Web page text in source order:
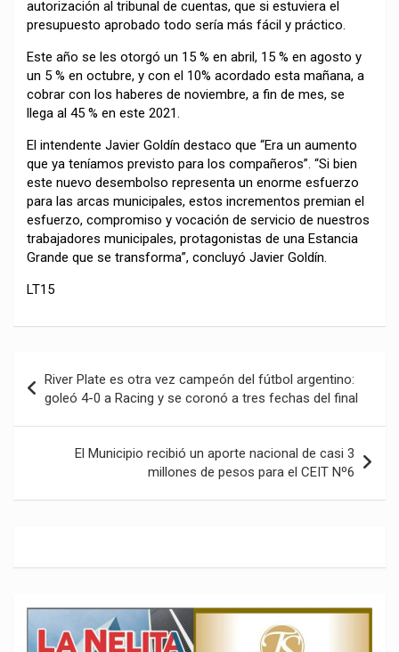
autorización al tribunal de cuentas, que si estuviera el
presupuesto aprobado todo sería más fácil y práctico.
Este año se les otorgó un 15 % en abril, 15 % en agosto y
un 5 % en octubre, y con el 10% acordado esta mañana, a
cobrar con los haberes de noviembre, a fin de mes, se
llega al 45 % en este 2021.
El intendente Javier Goldín destaco que “Era un aumento
que ya teníamos previsto para los compañeros”. “Si bien
este nuevo desembolso representa un enorme esfuerzo
para las arcas municipales, estos incrementos premian el
esfuerzo, compromiso y vocación de servicio de nuestros
trabajadores municipales, protagonistas de una Estancia
Grande que se transforma”, concluyó Javier Goldín.
LT15
de
entradas
River Plate es otra vez campeón del fútbol argentino:
goleó 4-0 a Racing y se coronó a tres fechas del final
El Municipio recibió un aporte nacional de casi 3
millones de pesos para el CEIT Nº6